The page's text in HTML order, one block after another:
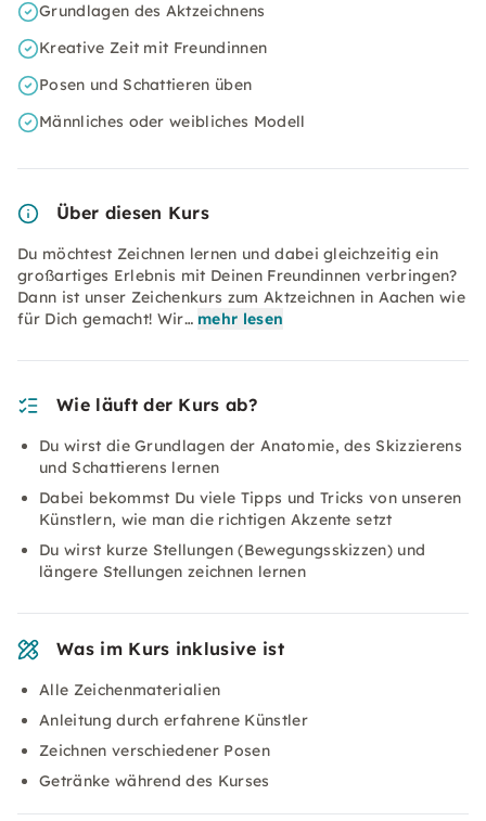
Grundlagen des Aktzeichnens
Kreative Zeit mit Freundinnen
Posen und Schattieren üben
Männliches oder weibliches Modell
Über diesen Kurs
Du möchtest Zeichnen lernen und dabei gleichzeitig ein
großartiges Erlebnis mit Deinen Freundinnen verbringen?
Dann ist unser Zeichenkurs zum Aktzeichnen in Aachen wie
für Dich gemacht! Wir… mehr lesen
Wie läuft der Kurs ab?
Du wirst die Grundlagen der Anatomie, des Skizzierens
und Schattierens lernen
Dabei bekommst Du viele Tipps und Tricks von unseren
Künstlern, wie man die richtigen Akzente setzt
Du wirst kurze Stellungen (Bewegungsskizzen) und
längere Stellungen zeichnen lernen
Was im Kurs inklusive ist
Alle Zeichenmaterialien
Anleitung durch erfahrene Künstler
Zeichnen verschiedener Posen
Getränke während des Kurses